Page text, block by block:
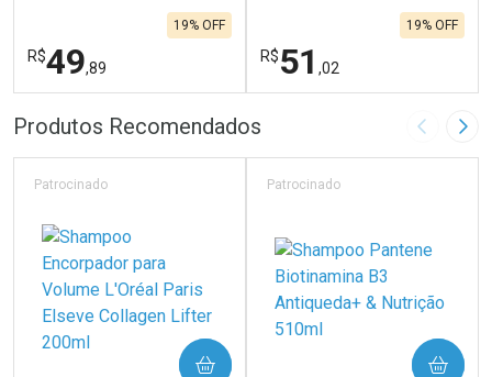
R$49,89
19% OFF
FECHAR
Laboratório
FECHAR
Por Menos
R$51 ,02
19% OFF
Laboratório
Por Menos
Produtos Recomendados Imagem
Patrocinado
COMPRAR
Patrocinado
COMPRAR